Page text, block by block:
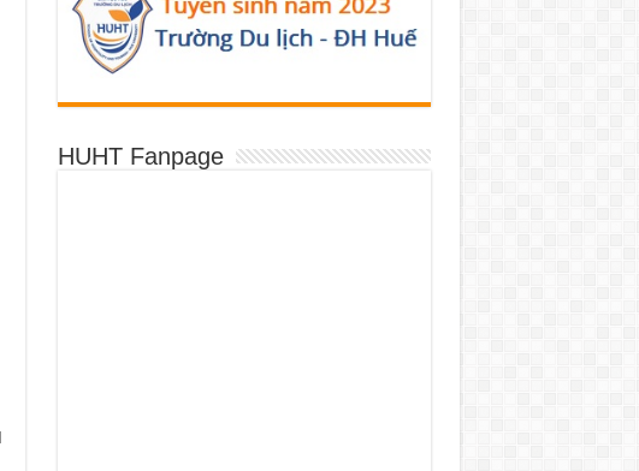
HUHT Fanpage